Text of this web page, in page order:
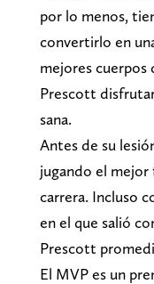
por lo menos,
convertirlo en
mejores cuerpos
Prescott
sana.
Antes de su
jugando el
carrera. Incluso
en el que salió
Prescott
El MVP es un